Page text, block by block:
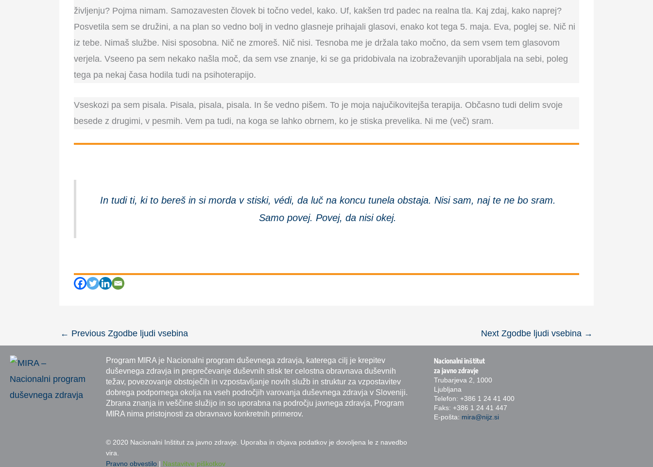
življenju? Pojma nimam. Samozavesten človek bi točno vedel, kako. Uf, kakšen trd padec na realna tla. Kaj zdaj, kako naprej?
Posvetila sem se družini, a na plan so vedno bolj in vedno glasneje prihajali glasovi, enako kot tega 5. maja. Eva, poglej se. Nič ni
iz tebe. Nimaš službe. Nisi sposobna. Nič ne zmoreš. Nič nisi. Tesnoba me je držala tako močno, da sem vsem tem glasovom
verjela. Vseeno pa sem nekako našla moč, da sem vse znanje, ki se ga pridobivala na izobraževanjih uporabljala na sebi, poleg
tega pa nekaj časa hodila tudi na psihoterapijo.
Vseskozi pa sem pisala. Pisala, pisala, pisala. In še vedno pišem. To je moja najučikovitejša terapija. Občasno tudi delim svoje
besede z drugimi, v pesmih. Vem pa tudi, na koga se lahko obrnem, ko je stiska prevelika. Ni me (več) sram.
In tudi ti, ki to bereš in si morda v stiski, védi, da luč na koncu tunela obstaja. Nisi sam, naj te ne bo sram.
Samo povej. Povej, da nisi okej.
← Previous Zgodbe ljudi vsebina Next Zgodbe ljudi vsebina →
Program MIRA je Nacionalni program duševnega zdravja, katerega cilj je krepitev
duševnega zdravja in preprečevanje duševnih stisk ter celostna obravnava duševnih
težav, povezovanje obstoječih in vzpostavljanje novih služb in struktur za vzpostavitev
dobrega podpornega okolja na vseh področjih varovanja duševnega zdravja v Sloveniji.
Zbrana znanja in veščine služijo in so uporabna na področju javnega zdravja, Program
MIRA nima pristojnosti za obravnavo konkretnih primerov.
© 2020 Nacionalni Inštitut za javno zdravje. Uporaba in objava podatkov je dovoljena le z navedbo
vira.
Pravno obvestilo | Nastavitve piškotkov
Nacionalni inštitut
za javno zdravje
Trubarjeva 2, 1000
Ljubljana
Telefon: +386 1 24 41 400
Faks: +386 1 24 41 447
E-pošta: mira@nijz.si